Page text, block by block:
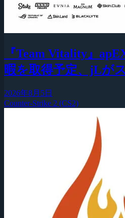
『Team Vitality』
暇を取得予定、jLが
2026年8月5日
Counter-Strike 2 (CS2)